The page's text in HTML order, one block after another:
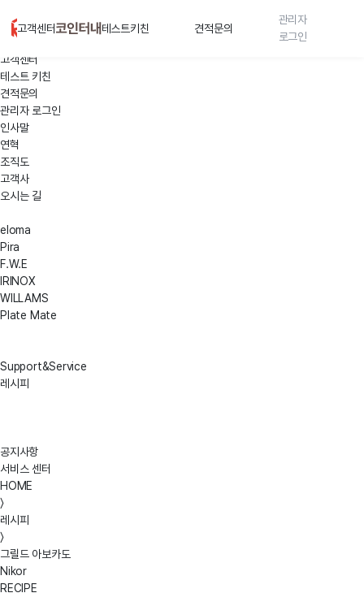
고객센터 테스트키친 견적문의
관리자
로그인
PRODUCTS
고객센터
테스트 키친
견적문의
관리자 로그인
인사말
연혁
조직도
고객사
오시는 길
eloma
Pira
F.W.E
IRINOX
WILLAMS
Plate Mate
Support&Service
레시피
공지사항
서비스 센터
HOME
〉
레시피
〉
그릴드 아보카도
Nikor
RECIPE
통보
목적으로
개인정보를
처리합니다.
2.
처리하는
개인정보
항목
-
:
성함,
연락처,
이메일
(접속
IP
정보,
이용
기록,
3.
개인정보의
처리
보유
①
법령에
따른